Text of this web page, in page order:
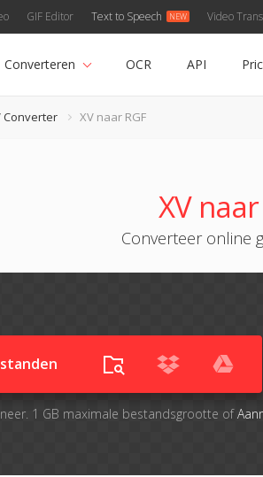
GIF Editor Text to Speech Video
Converteren OCR API
Converter XV naar RGF
XV
Converteer online
1 GB maximale bestandsgrootte of